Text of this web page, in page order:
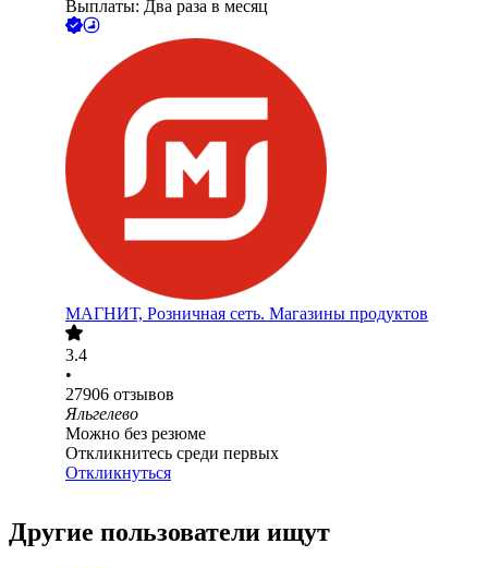
Выплаты: Два раза в месяц
МАГНИТ, Розничная сеть. Магазины продуктов
3.4
•
27906 отзывов
Яльгелево
Можно без резюме
Откликнитесь среди первых
Откликнуться
Другие пользователи ищут